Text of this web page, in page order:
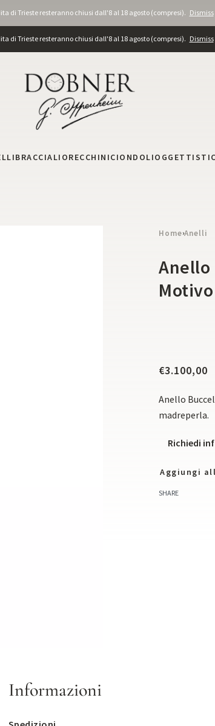
di Trieste resteranno chiusi dall'8 al 18 agosto (compresi). Dismiss
di Trieste resteranno chiusi dall'8 al 18 agosto (compresi). Dismiss
BRACCIALI ORECCHINICIONDOLI
Home›Anelli
Anello
€3.100,00
Anello
madreperla.
Richiedi
Aggiungi
SHARE
Informazioni